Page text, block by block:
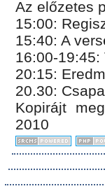
Az előzetes
15:00:
15:40: A
16:00-19:45:
20:​15​:
​20.30:
Kopirájt
2010